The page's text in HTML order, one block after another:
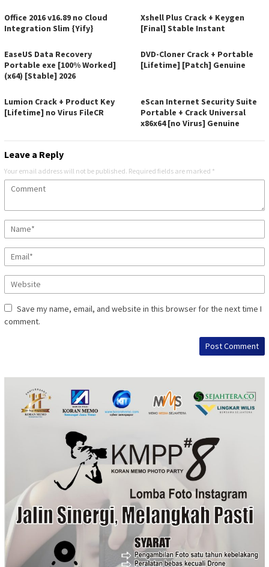
Office 2016 v16.89 no Cloud
Integration Slim {Yify}
Xshell Plus Crack + Keygen
[Final] Stable Instant
EaseUS Data Recovery
Portable exe [100% Worked]
(x64) [Stable] 2026
DVD-Cloner Crack + Portable
[Lifetime] [Patch] Genuine
Lumion Crack + Product Key
[Lifetime] no Virus FileCR
eScan Internet Security Suite
Portable + Crack Universal
x86x64 [no Virus] Genuine
Leave a Reply
Your email address will not be published. Required fields are marked *
Save my name, email, and website in this browser for the next time I
comment.